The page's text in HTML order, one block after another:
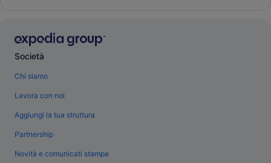
Società
Chi siamo
Lavora con noi
Aggiungi la tua struttura
Partnership
Novità e comunicati stampa